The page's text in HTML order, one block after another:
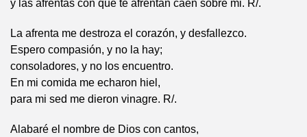
y las afrentas con que te afrentan caen sobre mi. R/.
La afrenta me destroza el corazón, y desfallezco.
Espero compasión, y no la hay;
consoladores, y no los encuentro.
En mi comida me echaron hiel,
para mi sed me dieron vinagre. R/.
Alabaré el nombre de Dios con cantos,